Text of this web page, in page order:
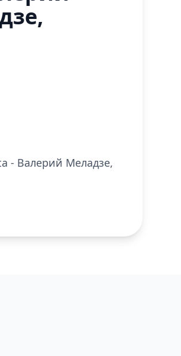
- Валерий Меладзе,